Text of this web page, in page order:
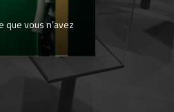
que vous n’avez